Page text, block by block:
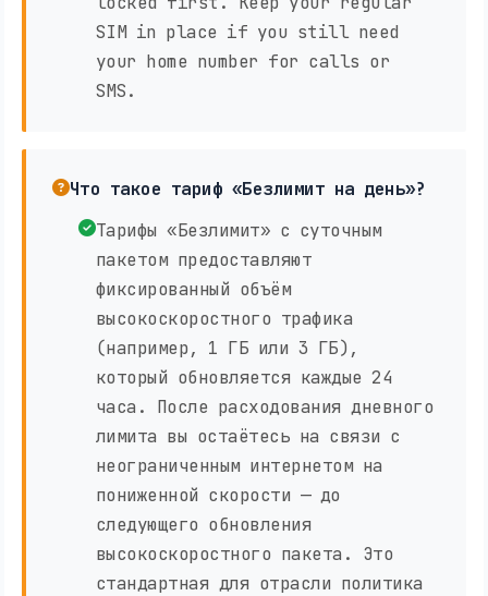
SIM in place if you still need
your home number for calls or
SMS.
Что такое тариф «Безлимит на день»?
Тарифы «Безлимит» с суточным
пакетом предоставляют
фиксированный объём
высокоскоростного трафика
(например, 1 ГБ или 3 ГБ),
который обновляется каждые 24
часа. После расходования дневного
лимита вы остаётесь на связи с
неограниченным интернетом на
пониженной скорости — до
следующего обновления
высокоскоростного пакета. Это
стандартная для отрасли политика